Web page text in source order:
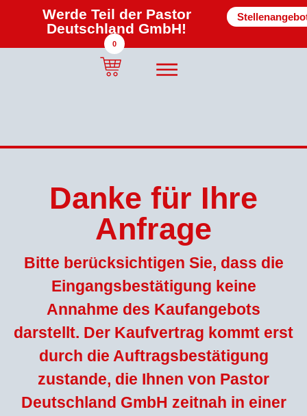
Werde Teil der Pastor
Deutschland GmbH!
0
Danke für Ihre
Anfrage
Bitte berücksichtigen Sie, dass die
Eingangsbestätigung keine
Annahme des Kaufangebots
darstellt. Der Kaufvertrag kommt erst
durch die Auftragsbestätigung
zustande, die Ihnen von Pastor
Deutschland GmbH zeitnah in einer